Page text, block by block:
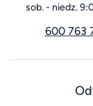
sob. - niedz.
600 763